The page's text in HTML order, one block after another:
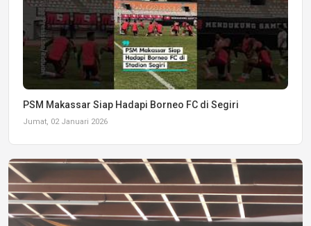
PSM Makassar Siap Hadapi Borneo FC di Segiri
Jumat, 02 Januari 2026